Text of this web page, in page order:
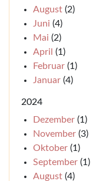
August (2)
Juni (4)
Mai (2)
April (1)
Februar (1)
Januar (4)
2024
Dezember (1)
November (3)
Oktober (1)
September (1)
August (4)